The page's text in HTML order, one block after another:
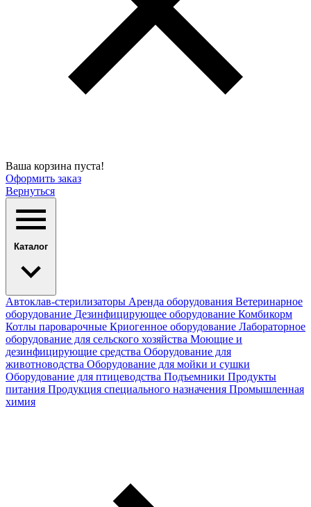
Ваша корзина пуста!
Оформить заказ
Вернуться
Каталог
Автоклав-стерилизаторы Аренда оборудования Ветеринарное
оборудование Дезинфицирующее оборудование Комбикорм
Котлы пароварочные Криогенное оборудование Лабораторное
оборудование для сельского хозяйства Моющие и
дезинфицирующие средства Оборудование для
животноводства Оборудование для мойки и сушки
Оборудование для птицеводства Подъемники Продукты
питания Продукция специального назначения Промышленная
химия